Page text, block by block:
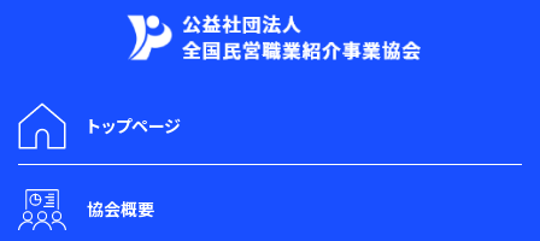
トップページ
協会概要